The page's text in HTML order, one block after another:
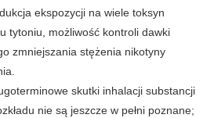
ekspozycji na wiele toksyn
tytoniu, możliwość kontroli dawki
zmniejszania stężenia nikotyny
skutki inhalacji substancji
nie są jeszcze w pełni poznane;